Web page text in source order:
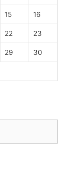
15 16
22 23
29 30